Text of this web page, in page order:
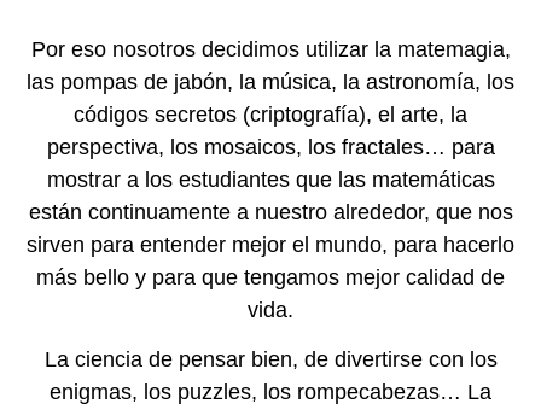
Por eso nosotros decidimos utilizar la matemagia,
las pompas de jabón, la música, la astronomía, los
códigos secretos (criptografía), el arte, la
perspectiva, los mosaicos, los fractales… para
mostrar a los estudiantes que las matemáticas
están continuamente a nuestro alrededor, que nos
sirven para entender mejor el mundo, para hacerlo
más bello y para que tengamos mejor calidad de
vida.
La ciencia de pensar bien, de divertirse con los
enigmas, los puzzles, los rompecabezas… La